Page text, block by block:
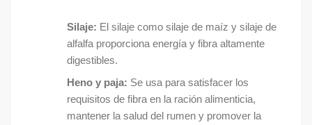
Silaje: El silaje como silaje de maíz y silaje de
alfalfa proporciona energía y fibra altamente
digestibles.
Heno y paja: Se usa para satisfacer los
requisitos de fibra en la ración alimenticia,
mantener la salud del rumen y promover la